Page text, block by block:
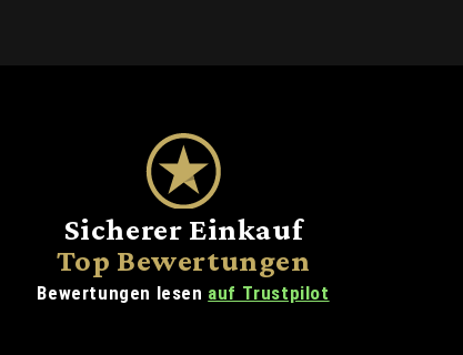
Sicherer Einkauf
Top Bewertungen
Bewertungen lesen auf Trustpilot